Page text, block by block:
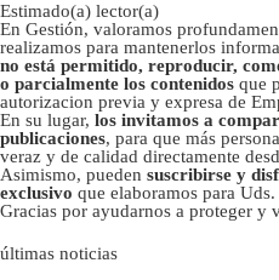
Estimado(a) lector(a)
En Gestión, valoramos
realizamos para mantenerlos
no está permitido, reproducir,
o parcialmente los contenidos que
autorizacion previa y expresa de
En su lugar, los invitamos a
publicaciones, para que más
veraz y de calidad directamente
Asimismo, pueden suscribirse y
exclusivo que elaboramos para Uds.
Gracias por ayudarnos a proteger y
últimas noticias